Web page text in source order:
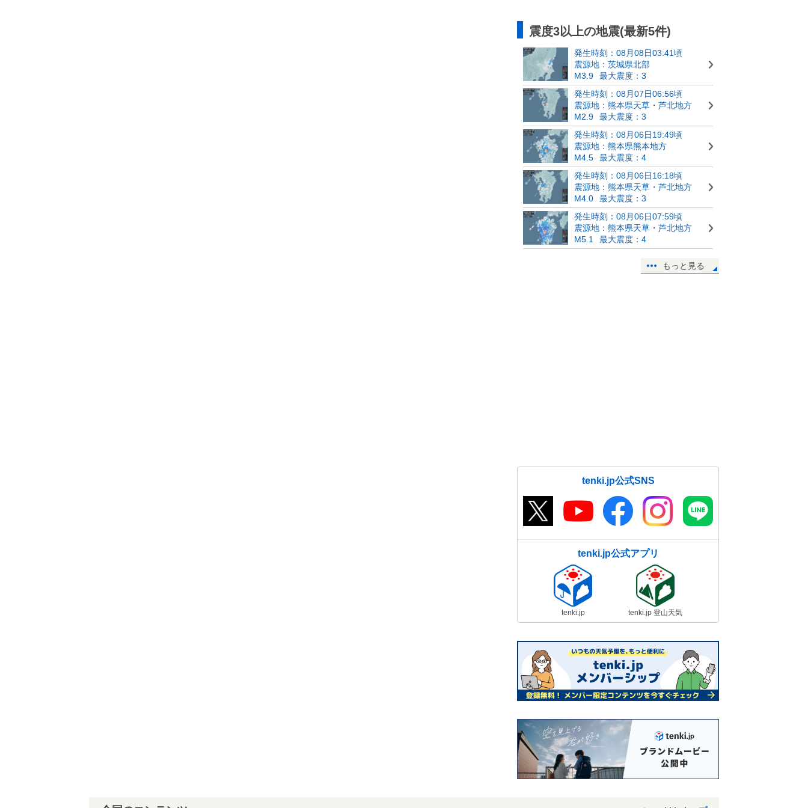
震度3以上の地震(最新5件)
発生時刻：08月08日03:41頃
震源地：茨城県北部
M3.9
最大震度：3
発生時刻：08月07日06:56頃
震源地：熊本県天草・芦北地方
M2.9
最大震度：3
発生時刻：08月06日19:49頃
震源地：熊本県熊本地方
M4.5
最大震度：4
発生時刻：08月06日16:18頃
震源地：熊本県天草・芦北地方
M4.0
最大震度：3
発生時刻：08月06日07:59頃
震源地：熊本県天草・芦北地方
M5.1
最大震度：4
もっと見る
tenki.jp公式SNS
tenki.jp公式アプリ
tenki.jp tenki.jp 登山天気